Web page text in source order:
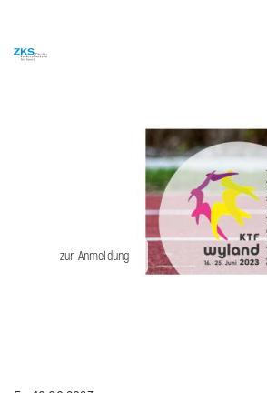
zur Anmeldung